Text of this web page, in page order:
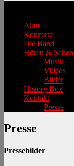
Akut
Konzerte
Die Band
Hören & Sehen
Musik
Videos
Bilder
History Box
Kontakt
Presse
Presse
Pressebilder